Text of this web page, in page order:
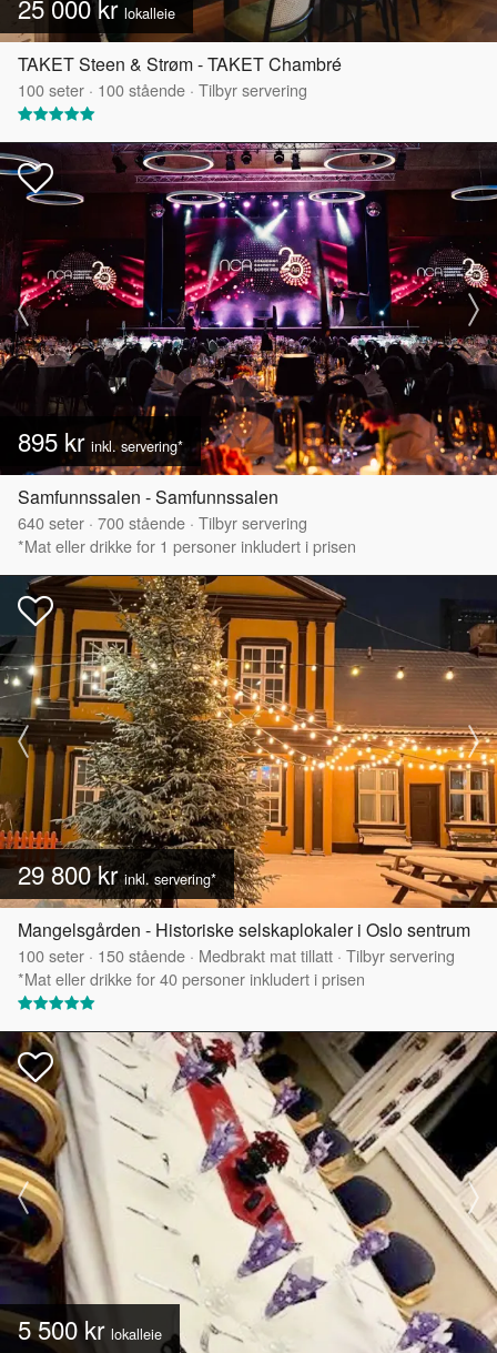
25 000 kr lokalleie
TAKET Steen & Strøm - TAKET Chambré
100seter · 100stående · Tilbyr servering
895 kr inkl. servering*
Samfunnssalen - Samfunnssalen
640seter · 700stående · Tilbyr servering
*Mat eller drikke for 1 personer inkludert i prisen
29 800 krinkl. servering*
Mangelsgården - Historiske selskaplokaler i Oslo sentrum
100seter · 150stående · Medbrakt mat tillatt · Tilbyr servering
*Mat eller drikke for 40 personer inkludert i prisen
5 500 kr lokalleie